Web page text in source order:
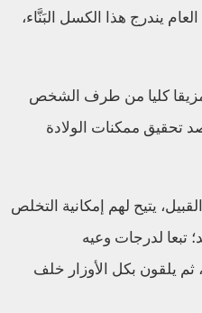
العام يندرج هذا الكسل البَنَّاء،
كليا من طرف الشخص
تحقيق ممكنات الولادة
، يتيح لهم إمكانية التخلص
؛ تبعا لدرجات وعيه
، ثم يلقون بكل الأوزار خلف